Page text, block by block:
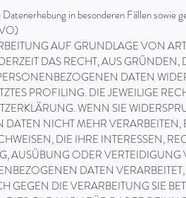
in besonderen Fällen sowie
AUF GRUNDLAGE VON
DAS RECHT, AUS
DATEN
PROFILING. DIE JEWEILIGE
WENN SIE
NICHT MEHR
DIE IHRE INTERESSEN,
AUSÜBUNG ODER
DATEN
GEGEN DIE VERARBEITUNG SIE